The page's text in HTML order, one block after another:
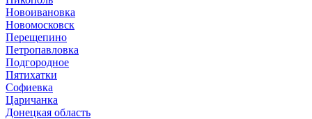
Новоивановка
Новомосковск
Перещепино
Петропавловка
Подгородное
Пятихатки
Софиевка
Царичанка
Донецкая область